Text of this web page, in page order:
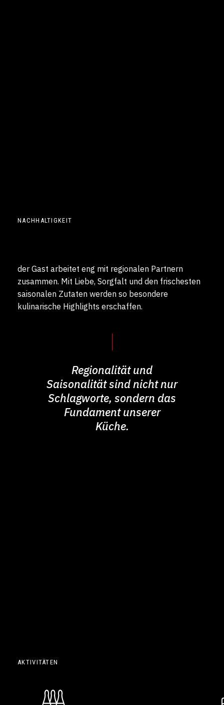
NACHHALTIGKEIT
der Gast arbeitet eng mit regionalen Partnern
zusammen. Mit Liebe, Sorgfalt und den frischesten
saisonalen Zutaten werden so besondere
kulinarische Highlights erschaffen.
Regionalität und
Saisonalität sind nicht nur
Schlagworte, sondern das
Fundament unserer
Küche.
AKTIVITÄTEN